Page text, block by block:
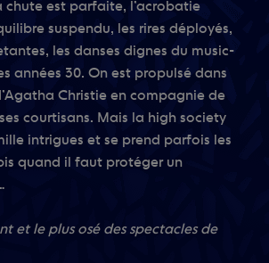
chute est parfaite, l’acrobatie
suspendu, les rires déployés,
les danses dignes du music-
années 30. On est propulsé dans
Christie en compagnie de
courtisans. Mais la high society
intrigues et se prend parfois les
quand il faut protéger un
et le plus osé des spectacles de